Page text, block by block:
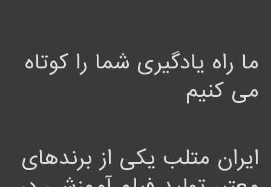
ما راه یادگیری شما را کوتاه
می کنیم
ایران متلب یکی از برندهای